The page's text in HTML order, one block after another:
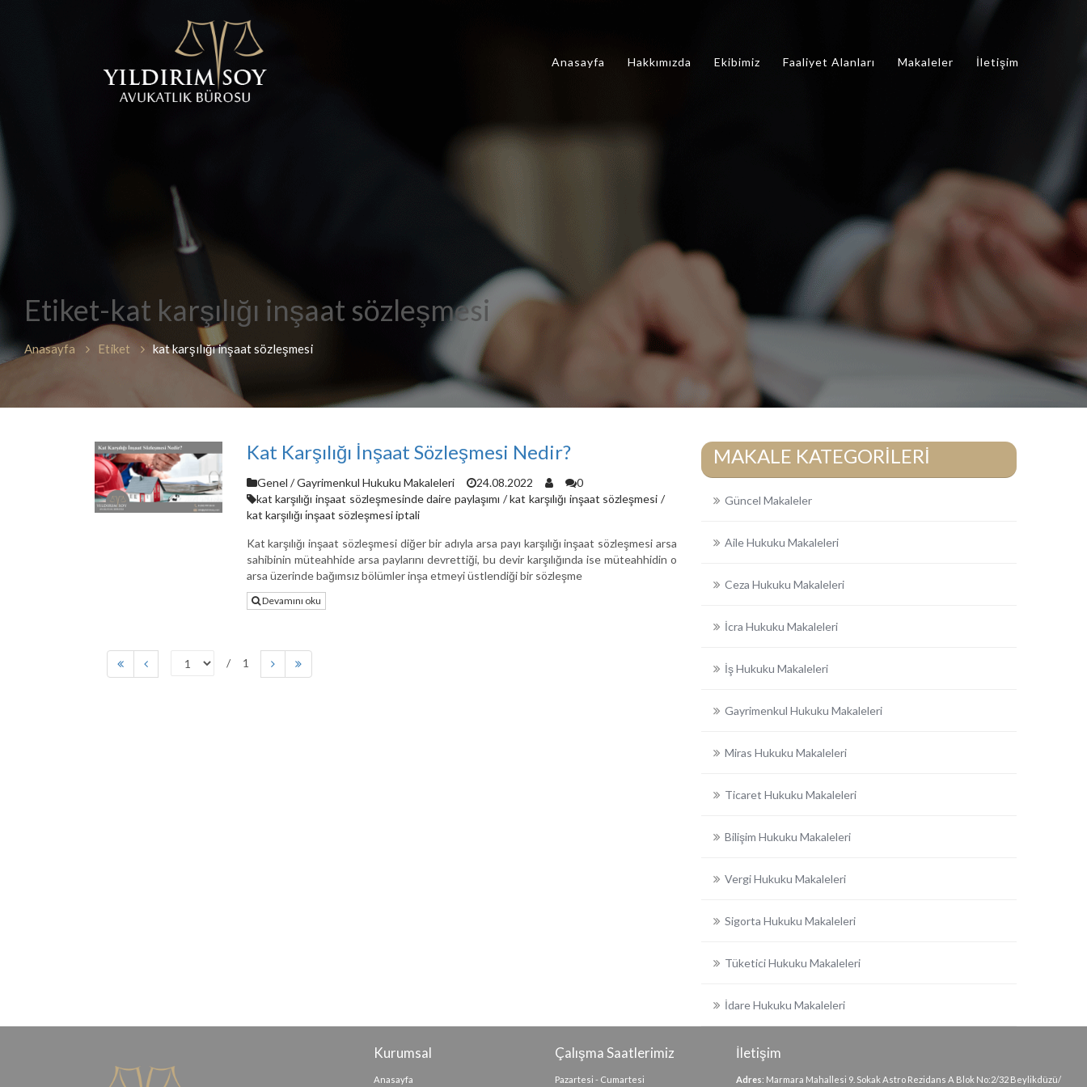
Anasayfa Hakkımızda Ekibimiz Faaliyet Alanları Makaleler İletişim
Etiket-kat karşılığı inşaat sözleşmesi
Anasayfa Etiket kat karşılığı inşaat sözleşmesi
Kat Karşılığı İnşaat Sözleşmesi Nedir?
Genel /Gayrimenkul Hukuku Makaleleri 24.08.2022
0
kat karşılığı inşaat sözleşmesinde daire paylaşımı /kat karşılığı inşaat sözleşmesi /
kat karşılığı i̇nşaat sözleşmesi iptali
Kat karşılığı inşaat sözleşmesi diğer bir adıyla arsa payı karşılığı inşaat sözleşmesi arsa
sahibinin müteahhide arsa paylarını devrettiği, bu devir karşılığında ise müteahhidin o
arsa üzerinde bağımsız bölümler inşa etmeyi üstlendiği bir sözleşme
Devamını oku
1
MAKALE KATEGORİLERİ
Güncel Makaleler
Aile Hukuku Makaleleri
Ceza Hukuku Makaleleri
İcra Hukuku Makaleleri
İş Hukuku Makaleleri
Gayrimenkul Hukuku Makaleleri
Miras Hukuku Makaleleri
Ticaret Hukuku Makaleleri
Bilişim Hukuku Makaleleri
Vergi Hukuku Makaleleri
Sigorta Hukuku Makaleleri
Tüketici Hukuku Makaleleri
İdare Hukuku Makaleleri
Kurumsal
Anasayfa
Çalışma Saatlerimiz
Pazartesi - Cumartesi
İletişim
Adres: Marmara Mahallesi 9. Sokak Astro Rezidans A Blok No:2/32 Beylikdüzü/